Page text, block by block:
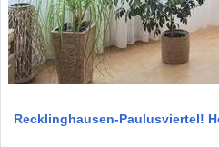
Recklinghausen-Paulusviertel!